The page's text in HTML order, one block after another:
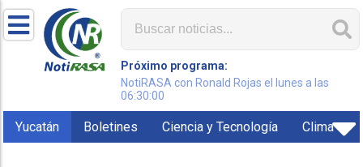
Próximo programa:
NotiRASA con Ronald Rojas el lunes a las
06:30:00
Yucatán Boletines Ciencia y Tecnología Clima